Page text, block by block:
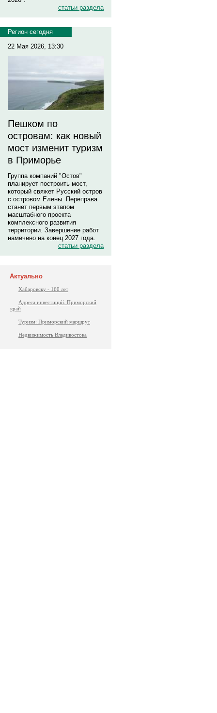
статьи раздела
Регион сегодня
22 Мая 2026, 13:30
Пешком по
островам: как новый
мост изменит туризм
в Приморье
Группа компаний "Остов"
планирует построить мост,
который свяжет Русский остров
с островом Елены. Переправа
станет первым этапом
масштабного проекта
комплексного развития
территории. Завершение работ
намечено на конец 2027 года.
статьи раздела
Актуально
Хабаровску - 160 лет
Адреса инвестиций. Приморский
край
Туризм: Приморский маршрут
Недвижимость Владивостока